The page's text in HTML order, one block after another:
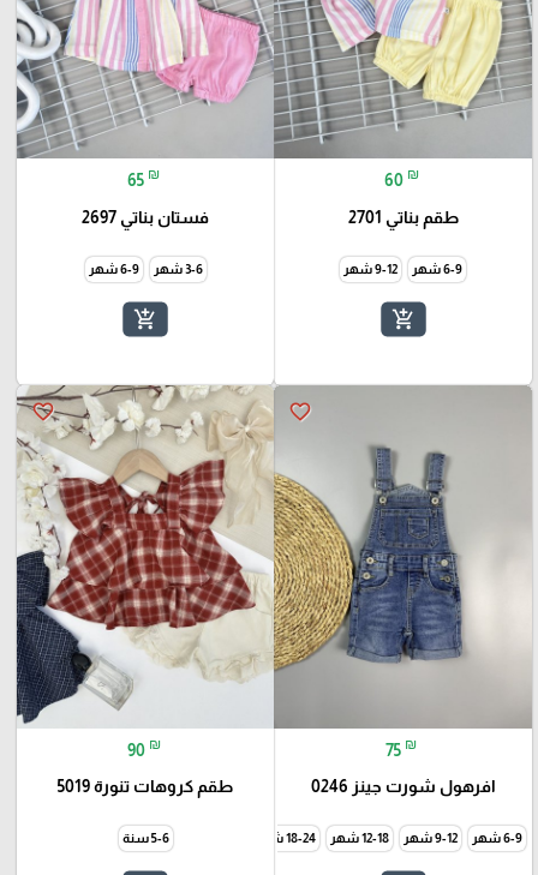
60 ₪
طقم بناتي 2701
6-9 شهر 9-12 شهر
add_shopping_cart
65 ₪
فستان بناتي 2697
3-6 شهر 6-9 شهر
add_shopping_cart
favorite_border
75 ₪
افرهول شورت جينز 0246
6-9 شهر 9-12 شهر 12-18 شهر 18-24 شهر
favorite_border
90 ₪
طقم كروهات تنورة 5019
5-6 سنة